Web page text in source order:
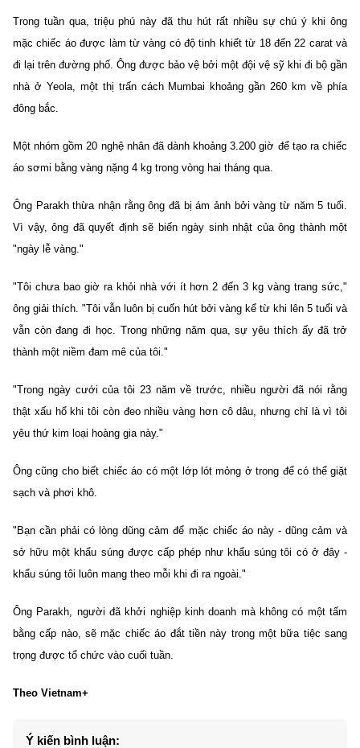
Trong tuần qua, triệu phú này đã thu hút rất nhiều sự chú ý khi ông
mặc chiếc áo được làm từ vàng có độ tinh khiết từ 18 đến 22 carat và
đi lại trên đường phố. Ông được bảo vệ bởi một đội vệ sỹ khi đi bộ gần
nhà ở Yeola, một thị trấn cách Mumbai khoảng gần 260 km về phía
đông bắc.
Một nhóm gồm 20 nghệ nhân đã dành khoảng 3.200 giờ để tạo ra chiếc
áo sơmi bằng vàng nặng 4 kg trong vòng hai tháng qua.
Ông Parakh thừa nhận rằng ông đã bị ám ảnh bởi vàng từ năm 5 tuổi.
Vì vậy, ông đã quyết định sẽ biến ngày sinh nhật của ông thành một
"ngày lễ vàng."
"Tôi chưa bao giờ ra khỏi nhà với ít hơn 2 đến 3 kg vàng trang sức,"
ông giải thích. "Tôi vẫn luôn bị cuốn hút bởi vàng kể từ khi lên 5 tuổi và
vẫn còn đang đi học. Trong những năm qua, sự yêu thích ấy đã trở
thành một niềm đam mê của tôi."
"Trong ngày cưới của tôi 23 năm về trước, nhiều người đã nói rằng
thật xấu hổ khi tôi còn đeo nhiều vàng hơn cô dâu, nhưng chỉ là vì tôi
yêu thứ kim loại hoàng gia này."
Ông cũng cho biết chiếc áo có một lớp lót mỏng ở trong để có thể giặt
sạch và phơi khô.
"Bạn cần phải có lòng dũng cảm để mặc chiếc áo này - dũng cảm và
sở hữu một khẩu súng được cấp phép như khẩu súng tôi có ở đây -
khẩu súng tôi luôn mang theo mỗi khi đi ra ngoài."
Ông Parakh, người đã khởi nghiệp kinh doanh mà không có một tấm
bằng cấp nào, sẽ mặc chiếc áo đắt tiền này trong một bữa tiệc sang
trọng được tổ chức vào cuối tuần.
Theo Vietnam+
Ý kiến bình luận: